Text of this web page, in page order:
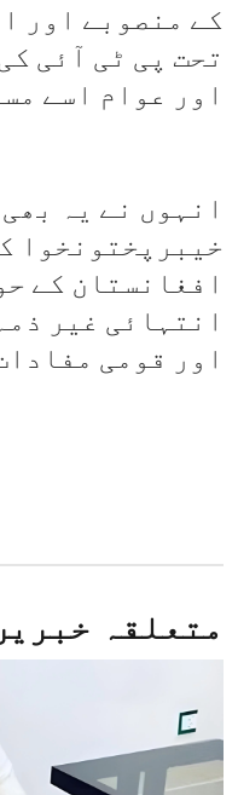
کے منصوبے اور
تحت پی ٹی آئی
اور عوام اسے
انہوں نے یہ بھی
خیبرپختونخوا
افغانستان کے
انتہائی غیر
اور قومی
متعلقہ